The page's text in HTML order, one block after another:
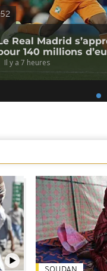
Real Madrid
140 millions
Il y a 7 heures